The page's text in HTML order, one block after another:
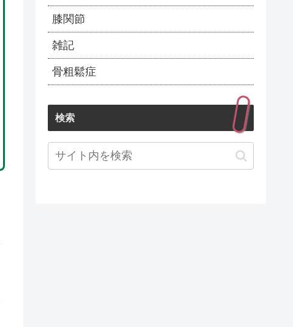
膝関節
雑記
骨粗鬆症
検索